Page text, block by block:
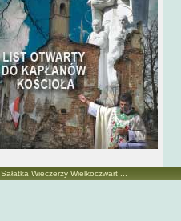
Sałatka Wieczerzy Wielkoczwart ...